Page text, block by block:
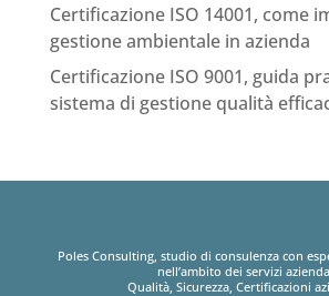
Certificazione ISO 14001, come
gestione ambientale in azienda
Certificazione ISO 9001, guida
sistema di gestione qualità
Poles Consulting, studio di consulenza con
nell’ambito dei servizi
Qualità, Sicurezza, Certificazioni